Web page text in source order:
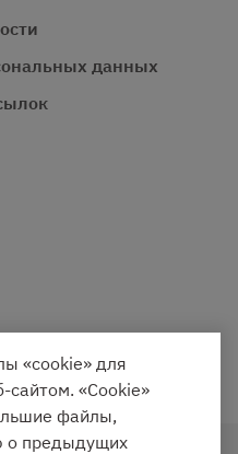
данных
«cookie» для
сайтом. «Cookie»
файлы,
предыдущих